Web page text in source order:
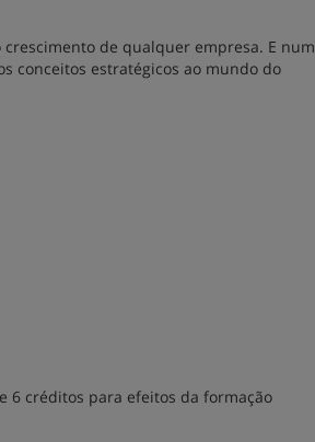
crescimento de qualquer empresa. E num
conceitos estratégicos ao mundo do
6 créditos para efeitos da formação